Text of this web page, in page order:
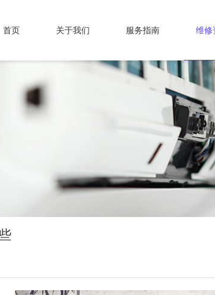
首页 关于我们 服务指南 维修